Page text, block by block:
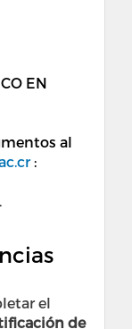
EN
al
:
el
de